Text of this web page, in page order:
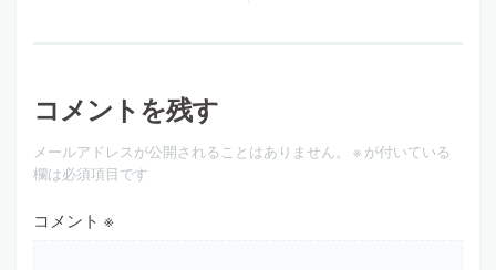
コメントを残す
メールアドレスが公開されることはありません。 ※ が付いている
欄は必須項目です
コメント ※